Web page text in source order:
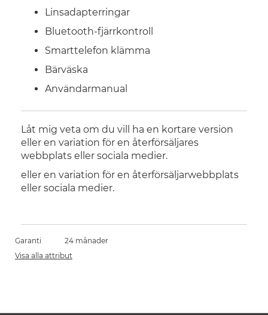
Linsadapterringar
Bluetooth-fjärrkontroll
Smarttelefon klämma
Bärväska
Användarmanual
Låt mig veta om du vill ha en kortare version
eller en variation för en återförsäljares
webbplats eller sociala medier.
eller en variation för en återförsäljarwebbplats
eller sociala medier.
Garanti
24 månader
Visa alla attribut